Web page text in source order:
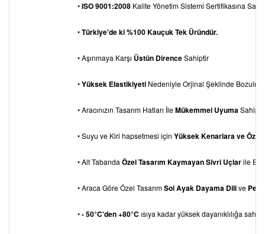
•ISO 9001:2008 Kalite Yönetim Sistemi Sertifikasına
•Türkiye'de ki %100 Kauçuk Tek Üründür.
• Aşınmaya Karşı Üstün DirenceSahiptir
•Yüksek Elastikiyeti Nedeniyle Orjinal Şeklinde
• Aracınızın Tasarım Hatları İleMükemmel UyumaSahiptir
• Suyu ve Kiri hapsetmesi için Yüksek Kenarlara ve Özel
• Alt Tabanda Özel Tasarım Kaymayan Sivri Uçlarile
• Araca Göre Özel TasarımSol Ayak Dayama Dilive
•- 50°C'den +80°C ısıya kadar yüksek dayanıklılığa